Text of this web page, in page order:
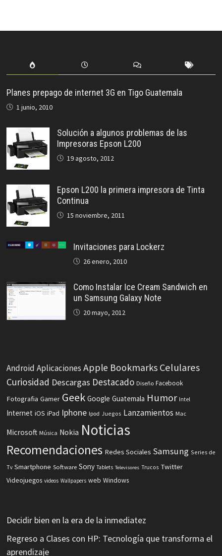
Planes prepago de internet 3G en Tigo Guatemala
1 junio, 2010
Solución a algunos problemas de las
Impresoras Epson L200
19 agosto, 2012
Epson L200 la primera impresora de Tinta
Continua
15 noviembre, 2011
Invitaciones para Lockerz
26 enero, 2010
Como Instalar Ice Cream Sandwich en
un Samsung Galaxy Note
20 mayo, 2012
Android Aplicaciones Apple Bookmarks Celulares
Curiosidad Descargas Destacado Diseño Facebook
Fotografia Gamer Geek Google Guatemala Humor Intel
Internet iOS iPad Iphone Ipod Juegos Lanzamientos Mac
Microsoft Música Nokia Noticias
Recomendaciones Redes Sociales Samsung Series de
Tv Smartphone Software Sony Tablets Televisores Trucos Twitter
Videojuegos videos Wallpapers web Windows
Decidir bien en la era de la inmediatez
Regreso a Clases con HP: Tecnología que transforma el
aprendizaje